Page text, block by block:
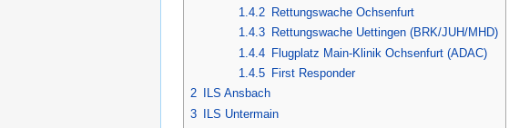
1.4.2 Rettungswache Ochsenfurt
1.4.3 Rettungswache Uettingen (BRK/JUH/MHD)
1.4.4 Flugplatz Main-Klinik Ochsenfurt (ADAC)
1.4.5 First Responder
2
ILS Ansbach
3 ILS Untermain